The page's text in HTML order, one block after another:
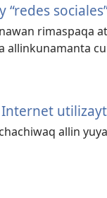
rimaspaqa
allinkunamanta
allin